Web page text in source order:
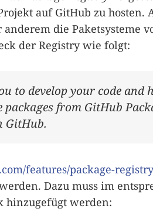
auf GitHub zu hosten.
anderem die Paketsysteme
der Registry wie folgt:
to develop your code and
packages from GitHub
GitHub.
features/package-registry
Dazu muss im
hinzugefügt werden: